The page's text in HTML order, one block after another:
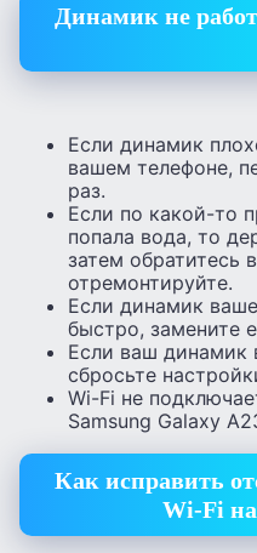
Динамик не
Если динамик
вашем телефоне,
раз.
Если по какой-то
попала вода, то
затем обратитесь
отремонтируйте.
Если динамик
быстро, замените
Если ваш динамик
сбросьте
Wi-Fi не
Samsung Galaxy
Как исправить
Wi-Fi